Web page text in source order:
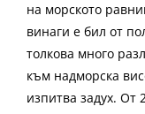
на морското
винаги е бил от
толкова много
към надморска
изпитва задух. От